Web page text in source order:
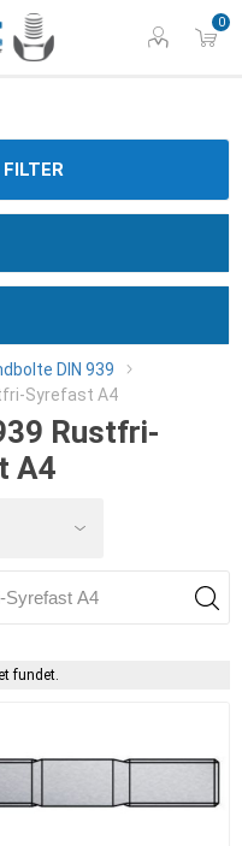
0
DIN 939
Syrefast A4
Rustfri-
A4
fundet.